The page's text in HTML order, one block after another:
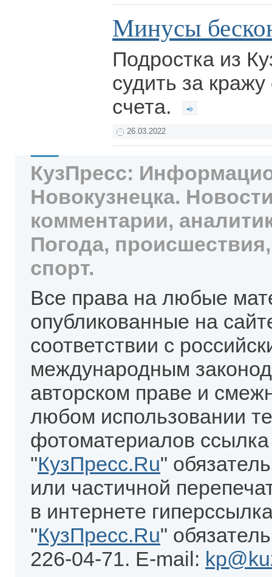
Минусы
Подростка из
судить за кражу
счета.
26.03.2022
КузПресс:
Новокузнецка.
комментарии,
Погода,
спорт.
Все права на любые
опубликованные на
соответствии с
международным
авторском праве и
любом использовании
фотоматериалов
"КузПресс.Ru"
или частичной
в интернете
"КузПресс.Ru"
226-04-71. E-mail: